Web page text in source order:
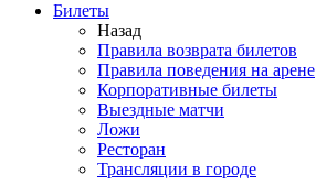
Билеты
Назад
Правила возврата билетов
Правила поведения на арене
Корпоративные билеты
Выездные матчи
Ложи
Ресторан
Трансляции в городе